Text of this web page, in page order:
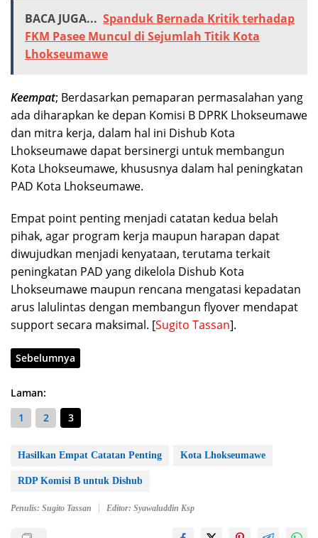
BACA JUGA... Spanduk Bernada Kritik terhadap
FKM Pasee Muncul di Sejumlah Titik Kota
Lhokseumawe
Keempat; Berdasarkan pemaparan permasalahan yang
ada diharapkan ke depan Komisi B DPRK Lhokseumawe
dan mitra kerja, dalam hal ini Dishub Kota
Lhokseumawe dapat bersinergi untuk membangun
Kota Lhokseumawe, khususnya dalam hal peningkatan
PAD Kota Lhokseumawe.
Empat point penting menjadi catatan kedua belah
pihak, agar program kerja maupun harapan dapat
diwujudkan menjadi kenyataan, terutama terkait
peningkatan PAD yang dikelola Dishub Kota
Lhokseumawe maupun rencana mengatasi kepadatan
arus lalulintas dengan membangun flyover mendapat
support secara maksimal. [Sugito Tassan].
Sebelumnya
Laman:
1
2 3
Hasilkan Empat Catatan Penting Kota Lhokseumawe
RDP Komisi B untuk Dishub
Penulis: Sugito Tassan Editor: Syawaluddin Ksp